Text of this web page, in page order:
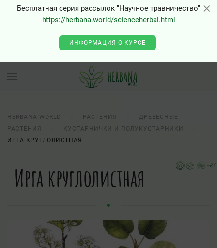
×
Бесплатная серия рассылок "Научное травничество"
https://herbana.world/scienceherbal.html
ИНФОРМАЦИЯ О КУРСЕ
HERBANA.WORLD РАСТЕНИЯ
ДРЕВЕСНЫЕ
РАСТЕНИЯ
КУСТАРНИЧКИ И ПОЛУКУСТАРНИКИ
ИРГА КРУГЛОЛИСТНАЯ
Ирга круглолистная
×